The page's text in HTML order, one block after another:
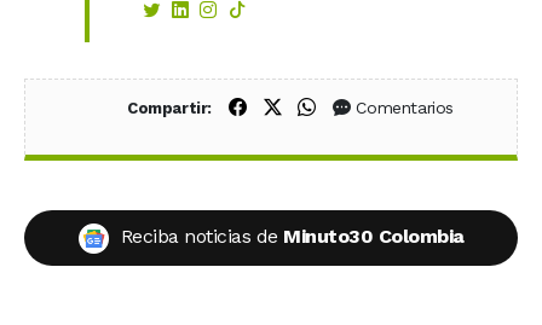
Compartir: Compartir en Facebook
Compartir en X (Twitter)
Compartir en WhatsApp
Comentarios
Reciba noticias de Minuto30 Colombia